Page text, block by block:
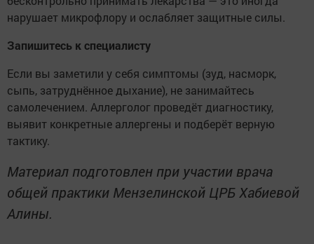
нарушает микрофлору и ослабляет защитные силы.
Запишитесь к специалисту
Если вы заметили у себя симптомы (зуд, насморк,
сыпь, затруднённое дыхание), не занимайтесь
самолечением. Аллерголог проведёт диагностику,
выявит конкретные аллергены и подберёт верную
тактику.
Материал подготовлен при участии врача
общей практики Мензелинской ЦРБ Хабиевой
Алины.